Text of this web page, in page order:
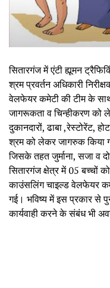
सितारगंज में एंटी ह्यूमन
श्रम प्रवर्तन अधिकारी
वेलफेयर कमेटी की टीम के
जागरूकता व चिन्हीकरण को
दुकानदारों, ढाबा ,रेस्टोरेंट,
श्रम को लेकर जागरुक किया
जिसके तहत जुर्माना, सजा व
सितारगंज क्षेत्र में 05 बच्चों
काउंसलिंग चाइल्ड वेलफेयर
गई। भविष्य में इस प्रकार से
कार्यवाही करने के संबंध भी